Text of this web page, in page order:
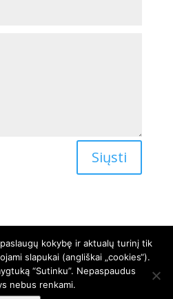
Siųsti
visame Akmenės rajone.
Akmenėje, Ventoje,
kokybę ir aktualų turinį tik
slapukai (angliškai „cookies“).
“Sutinku”. Nepaspaudus
nebus renkami.